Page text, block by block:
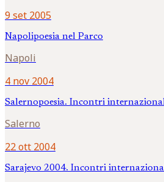
9 set 2005
Napolipoesia nel Parco
Napoli
4 nov 2004
Salernopoesia. Incontri
Salerno
22 ott 2004
Sarajevo 2004. Incontri